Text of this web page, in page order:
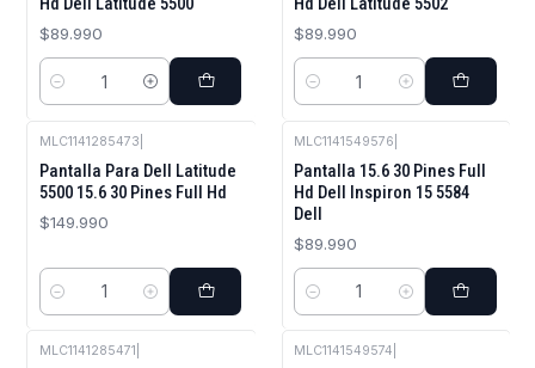
$89.990
Cantidad
$89.990
Cantidad
MLC1141285473
Pantalla Para Dell Latitude
5500 15.6 30 Pines Full Hd
$149.990
Cantidad
MLC1141549576
Pantalla 15.6 30 Pines Full
Hd Dell Inspiron 15 5584
Dell
$89.990
Cantidad
MLC1141285471 MLC1141549574